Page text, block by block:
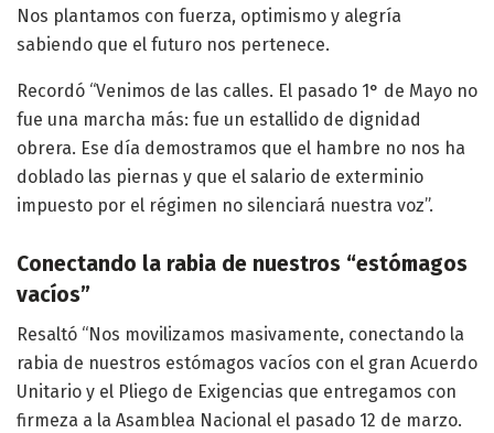
Nos plantamos con fuerza, optimismo y alegría
sabiendo que el futuro nos pertenece.
Recordó “Venimos de las calles. El pasado 1° de Mayo no
fue una marcha más: fue un estallido de dignidad
obrera. Ese día demostramos que el hambre no nos ha
doblado las piernas y que el salario de exterminio
impuesto por el régimen no silenciará nuestra voz”.
Conectando la rabia de nuestros “estómagos
vacíos”
Resaltó “Nos movilizamos masivamente, conectando la
rabia de nuestros estómagos vacíos con el gran Acuerdo
Unitario y el Pliego de Exigencias que entregamos con
firmeza a la Asamblea Nacional el pasado 12 de marzo.